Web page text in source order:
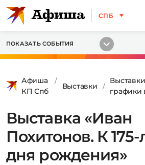
СПБ
ПОКАЗАТЬ СОБЫТИЯ
Афиша
КП Спб
Выставки
графики
Выставка «Иван
Похитонов. К
дня рождения»